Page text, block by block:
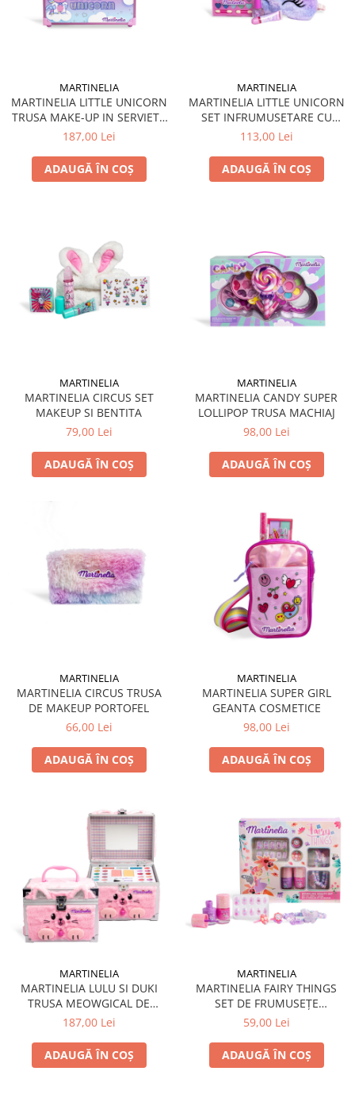
MARTINELIA
MARTINELIA LITTLE UNICORN
TRUSA MAKE-UP IN SERVIETA
DE METAL
187,00 Lei
ADAUGĂ ÎN COȘ
MARTINELIA
MARTINELIA LITTLE UNICORN
SET INFRUMUSETARE CU
MASCA DE DORMIT
113,00 Lei
ADAUGĂ ÎN COȘ
MARTINELIA
MARTINELIA CIRCUS SET
MAKEUP SI BENTITA
79,00 Lei
ADAUGĂ ÎN COȘ
MARTINELIA
MARTINELIA CANDY SUPER
LOLLIPOP TRUSA MACHIAJ
98,00 Lei
ADAUGĂ ÎN COȘ
MARTINELIA
MARTINELIA CIRCUS TRUSA
DE MAKEUP PORTOFEL
66,00 Lei
ADAUGĂ ÎN COȘ
MARTINELIA
MARTINELIA SUPER GIRL
GEANTA COSMETICE
98,00 Lei
ADAUGĂ ÎN COȘ
MARTINELIA
MARTINELIA LULU SI DUKI
TRUSA MEOWGICAL DE
MACHIAJ CUTIE METALICA
187,00 Lei
ADAUGĂ ÎN COȘ
MARTINELIA
MARTINELIA FAIRY THINGS
SET DE FRUMUSEȚE
STRALUCITOR
59,00 Lei
ADAUGĂ ÎN COȘ